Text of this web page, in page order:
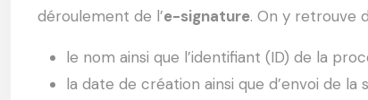
déroulement de l’e-signature. On y retrouve
le nom ainsi que l’identifiant (ID) de la
la date de création ainsi que d’envoi de la